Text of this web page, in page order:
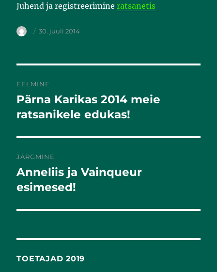
Juhend ja registreerimineratsanetis
30. juuli 2014
EELMINE
Eelmine
postitus:
Pärna Karikas 2014 meie
ratsanikele edukas!
JÄRGMINE
Järgmine
postitus:
Anneliis ja Vainqueur
esimesed!
TOETAJAD 2019